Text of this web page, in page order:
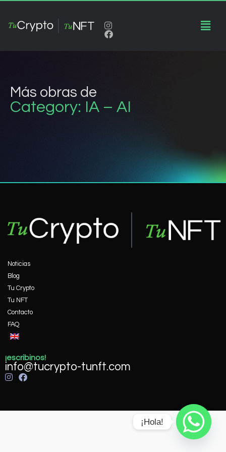
Más obras de
Category: IA – AI
Noticias
Blog
Tu Crypto
Tu NFT
Contacto
FAQ
¡escribinos!
info@tucrypto-tunft.com
¡Hola!